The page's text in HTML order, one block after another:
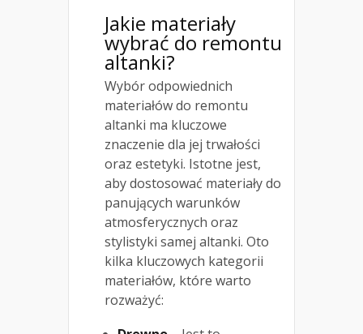
Jakie materiały
wybrać do remontu
altanki?
Wybór odpowiednich
materiałów do remontu
altanki ma kluczowe
znaczenie dla jej trwałości
oraz estetyki. Istotne jest,
aby dostosować materiały do
panujących warunków
atmosferycznych oraz
stylistyki samej altanki. Oto
kilka kluczowych kategorii
materiałów, które warto
rozważyć: